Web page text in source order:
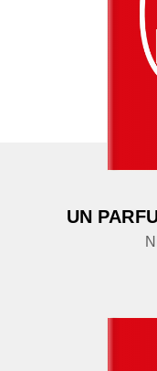
UN